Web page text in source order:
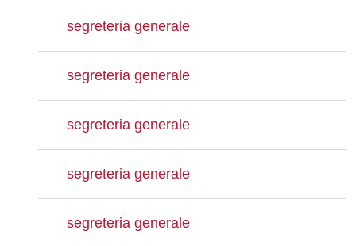
segreteria generale
segreteria generale
segreteria generale
segreteria generale
segreteria generale